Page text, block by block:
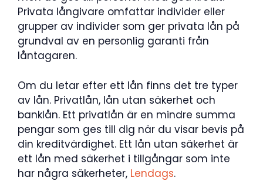
Privata långivare omfattar individer eller
grupper av individer som ger privata lån på
grundval av en personlig garanti från
låntagaren.
Om du letar efter ett lån finns det tre typer
av lån. Privatlån, lån utan säkerhet och
banklån. Ett privatlån är en mindre summa
pengar som ges till dig när du visar bevis på
din kreditvärdighet. Ett lån utan säkerhet är
ett lån med säkerhet i tillgångar som inte
har några säkerheter, Lendags.